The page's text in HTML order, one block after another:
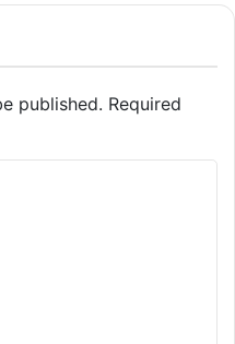
published. Required